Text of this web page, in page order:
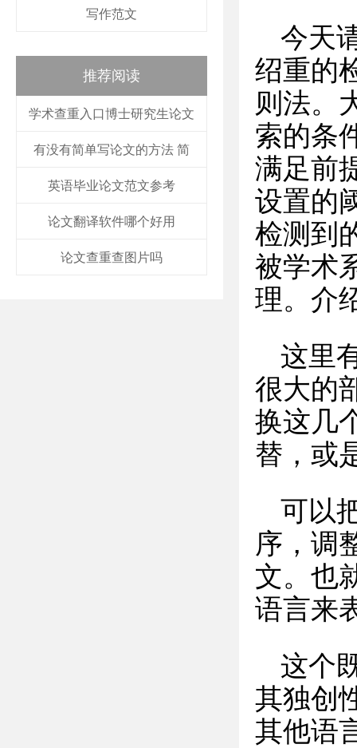
写作范文
推荐阅读
学术查重入口博士研究生论文
有没有简单写论文的方法 简
英语毕业论文范文参考
论文翻译软件哪个好用
论文查重查图片吗
今天
绍重的
则法。
索的条
满足前
设置的
检测到
被学术
理。介
这里
很大的
换这几
替，或
可以
序，调
文。也
语言来
这个
其独创
其他语